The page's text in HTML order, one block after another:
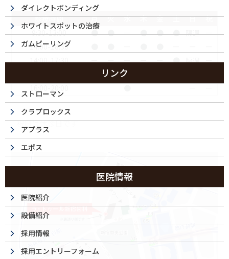
診療時間 月 火 水 木 金 土 日
祝
9:30-13:00
● ● ー ● ● ● 隔週 ー
14:00-18:30
14:00-17:30
ー ー ー ー ー ● 隔週 ー
●
祝日は休診日です
ダイレクトボンディング
ホワイトスポットの治療
ガムピーリング
リンク
ストローマン
クラプロックス
アプラス
エポス
医院情報
医院紹介
設備紹介
採用情報
採用エントリーフォーム